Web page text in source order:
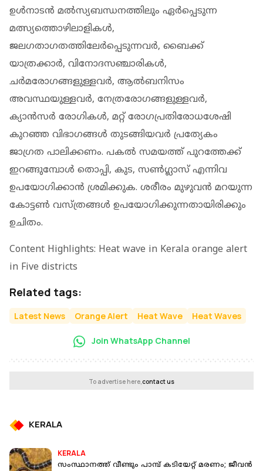
ഉള്‍നാടന്‍ മല്‍സ്യബന്ധനത്തിലും ഏര്‍പ്പെടുന്ന
മത്സ്യത്തൊഴിലാളികള്‍,
ജലഗതാഗതത്തിലേര്‍പ്പെടുന്നവര്‍, ബൈക്ക്
യാത്രക്കാര്‍, വിനോദസഞ്ചാരികള്‍,
ചര്‍മരോഗങ്ങളുള്ളവര്‍, ആല്‍ബനിസം
അവസ്ഥയുള്ളവര്‍, നേത്രരോഗങ്ങളുള്ളവര്‍,
ക്യാന്‍സര്‍ രോഗികള്‍, മറ്റ് രോഗപ്രതിരോധശേഷി
കുറഞ്ഞ വിഭാഗങ്ങള്‍ തുടങ്ങിയവര്‍ പ്രത്യേകം
ജാഗ്രത പാലിക്കണം. പകല്‍ സമയത്ത് പുറത്തേക്ക്
ഇറങ്ങുമ്പോള്‍ തൊപ്പി, കുട, സണ്‍ഗ്ലാസ് എന്നിവ
ഉപയോഗിക്കാന്‍ ശ്രമിക്കുക. ശരീരം മുഴുവന്‍ മറയുന്ന
കോട്ടണ്‍ വസ്ത്രങ്ങള്‍ ഉപയോഗിക്കുന്നതായിരിക്കും
ഉചിതം.
Content Highlights: Heat wave in Kerala orange alert
in Five districts
Related tags:
Latest News Orange Alert Heat Wave Heat Waves
Join WhatsApp Channel
To advertise here,contact us
KERALA
KERALA
സംസ്ഥാനത്ത് വീണ്ടും പാമ്പ് കടിയേറ്റ് മരണം; ജീവൻ